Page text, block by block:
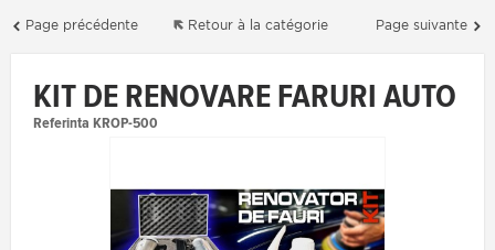
Page précédente Page suivante
Retour à la catégorie
KIT DE RENOVARE FARURI AUTO
Referinta KROP-500